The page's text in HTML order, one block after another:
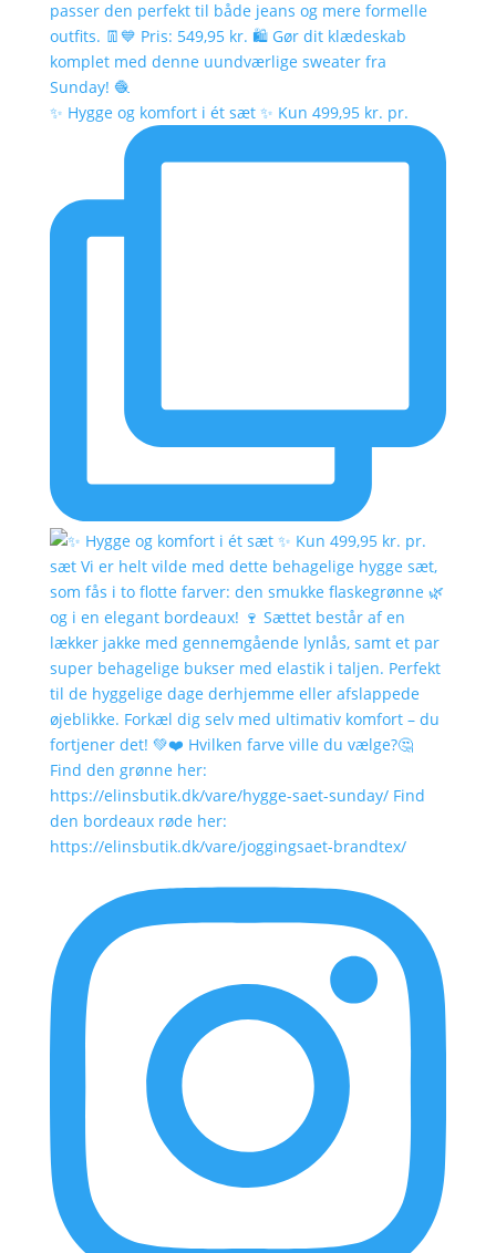
✨ Hygge og komfort i ét sæt ✨ Kun 499,95 kr. pr.